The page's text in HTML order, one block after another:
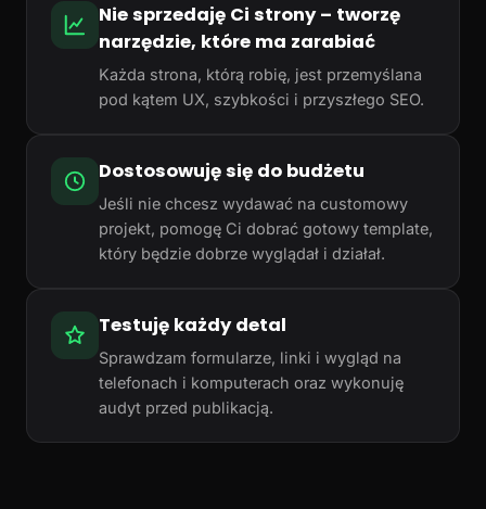
Nie sprzedaję Ci strony – tworzę
narzędzie, które ma zarabiać
Każda strona, którą robię, jest przemyślana
pod kątem UX, szybkości i przyszłego SEO.
Dostosowuję się do budżetu
Jeśli nie chcesz wydawać na customowy
projekt, pomogę Ci dobrać gotowy template,
który będzie dobrze wyglądał i działał.
Testuję każdy detal
Sprawdzam formularze, linki i wygląd na
telefonach i komputerach oraz wykonuję
audyt przed publikacją.